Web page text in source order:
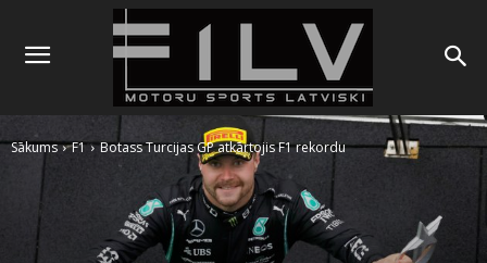
Sākums F1 Botass Turcijas GP atkārtojis F1 rekordu